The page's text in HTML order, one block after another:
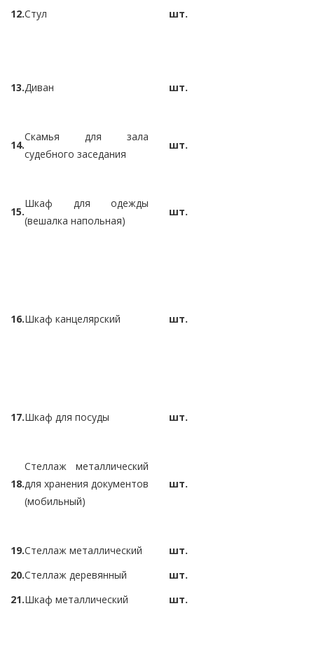
12.Стул шт.
13.Диван шт.
14.
Скамья для зала
судебного заседания
шт.
15.
Шкаф для одежды
(вешалка напольная)
шт.
16.Шкаф канцелярский шт.
17.Шкаф для посуды шт.
18.
Стеллаж металлический
для хранения документов
(мобильный)
шт.
19.Стеллаж металлический
шт.
20.Стеллаж деревянный
шт.
21.Шкаф металлический шт.